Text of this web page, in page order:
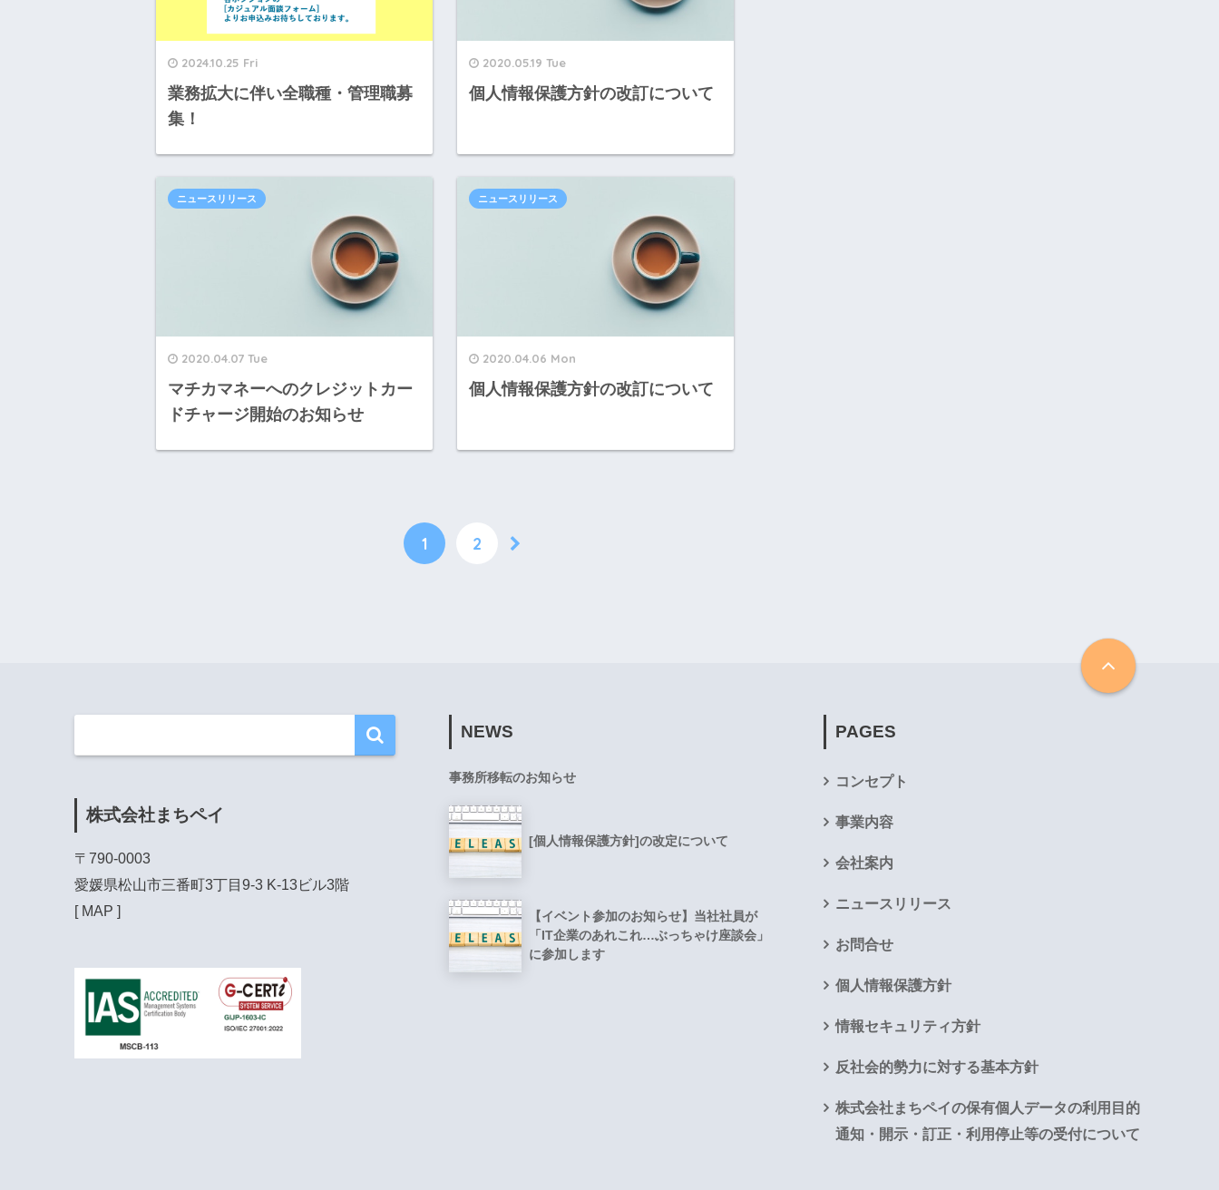
2024.10.25 Fri
業務拡大に伴い全職種・管理職募
集！
2020.05.19 Tue
個人情報保護方針の改訂について
2020.04.07 Tue
マチカマネーへのクレジットカー
ドチャージ開始のお知らせ
ニュースリリース
2020.04.06 Mon
個人情報保護方針の改訂について
ニュースリリース
1 2
株式会社まちペイ
〒790-0003
愛媛県松山市三番町3丁目9-3 K-13ビル3階
[ MAP ]
NEWS
事務所移転のお知らせ
[個人情報保護方針]の改定について
【イベント参加のお知らせ】当社社員が
「IT企業のあれこれ…ぶっちゃけ座談会」
に参加します
PAGES
コンセプト
事業内容
会社案内
ニュースリリース
お問合せ
個人情報保護方針
情報セキュリティ方針
反社会的勢力に対する基本方針
株式会社まちペイの保有個人データの利用目的
通知・開示・訂正・利用停止等の受付について